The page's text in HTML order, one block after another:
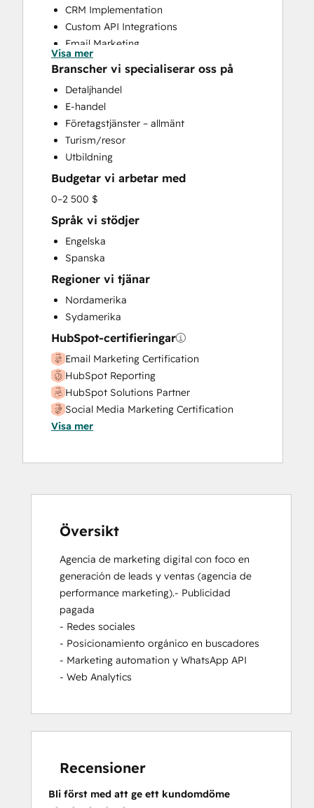
CRM Implementation
Custom API Integrations
Email Marketing
Full Inbound Marketing Services
Paid Advertising
Programmable Automation
Search Engine Optimization
Social Media
Visa mer
Branscher vi specialiserar oss på
Detaljhandel
E-handel
Företagstjänster – allmänt
Turism/resor
Utbildning
Budgetar vi arbetar med
0–2 500 $
Språk vi stödjer
Engelska
Spanska
Regioner vi tjänar
Nordamerika
Sydamerika
HubSpot-certifieringar
Email Marketing Certification
HubSpot Reporting
HubSpot Solutions Partner
Social Media Marketing Certification
Course
Visa mer
Översikt
Agencia de marketing digital con foco en
generación de leads y ventas (agencia de
performance marketing).- Publicidad
pagada
- Redes sociales
- Posicionamiento orgánico en buscadores
- Marketing automation y WhatsApp API
- Web Analytics
Recensioner
Bli först med att ge ett kundomdöme